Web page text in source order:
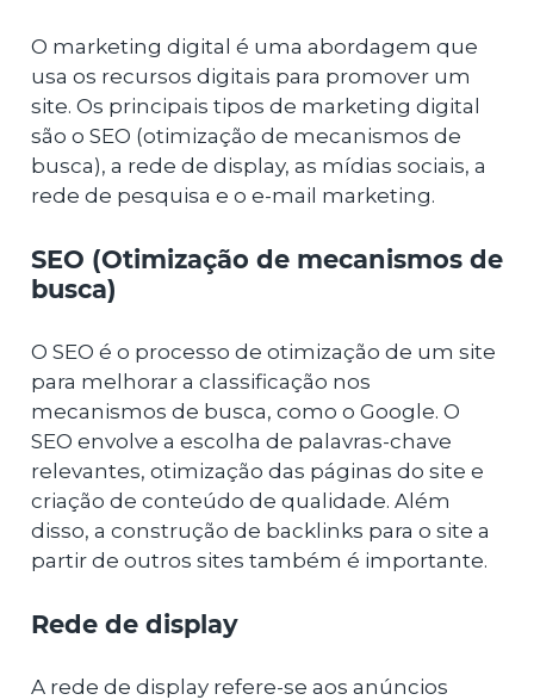
O marketing digital é uma abordagem que
usa os recursos digitais para promover um
site. Os principais tipos de marketing digital
são o SEO (otimização de mecanismos de
busca), a rede de display, as mídias sociais, a
rede de pesquisa e o e-mail marketing.
SEO (Otimização de mecanismos de
busca)
O SEO é o processo de otimização de um site
para melhorar a classificação nos
mecanismos de busca, como o Google. O
SEO envolve a escolha de palavras-chave
relevantes, otimização das páginas do site e
criação de conteúdo de qualidade. Além
disso, a construção de backlinks para o site a
partir de outros sites também é importante.
Rede de display
A rede de display refere-se aos anúncios